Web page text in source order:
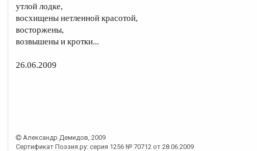
утлой лодке,
восхищены нетленной красотой,
восторжены,
возвышены и кротки...
26.06.2009
Александр Демидов, 2009
Сертификат Поэзия.ру: серия 1256 № 70712 от 28.06.2009